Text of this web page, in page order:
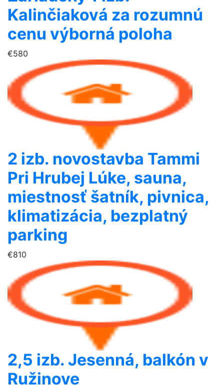
Kalinčiaková za rozumnú
cenu výborná poloha
€580
2 izb. novostavba Tammi
Pri Hrubej Lúke, sauna,
miestnosť šatník, pivnica,
klimatizácia, bezplatný
parking
€810
2,5 izb. Jesenná, balkón v
Ružinove